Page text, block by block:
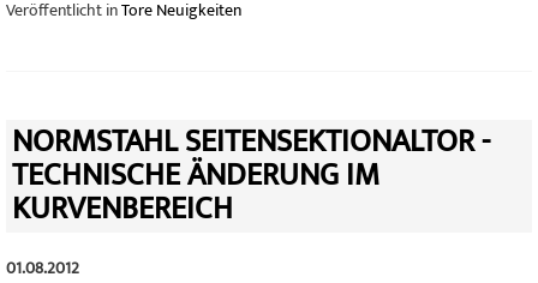
Veröffentlicht inTore Neuigkeiten
NORMSTAHL SEITENSEKTIONALTOR -
TECHNISCHE ÄNDERUNG IM
KURVENBEREICH
01.08.2012